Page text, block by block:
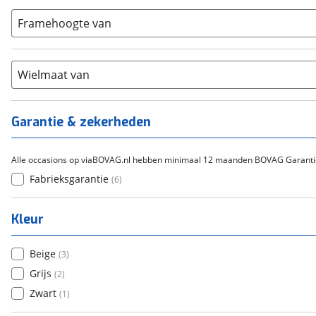
15-20 (0)
21+
Carbon
Chroom-molybdeen (0)
Scandium
Staal (0 )
Tica
Framehoogte van
Wielmaat van
Garantie & zekerheden
Alle occasions op viaBOVAG.nl hebben minimaal 12 maanden BOVAG
Fabrieksgarantie (6)
Kleur
Beige (3)
Grijs (2)
Zwart (1)